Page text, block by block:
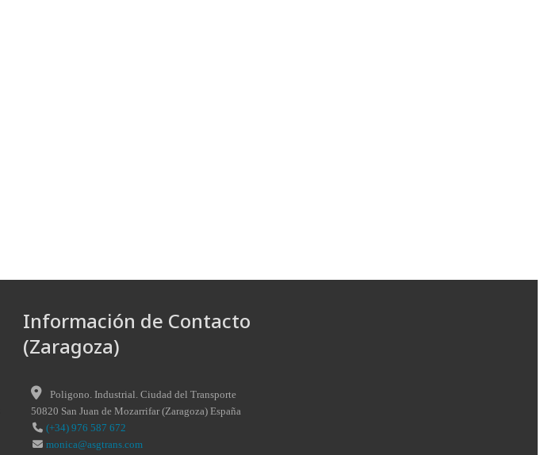
Información de Contacto
(Zaragoza)
Poligono. Industrial. Ciudad del Transporte
50820 San Juan de Mozarrifar(Zaragoza) España
(+34) 976 587 672
monica@asgtrans.com